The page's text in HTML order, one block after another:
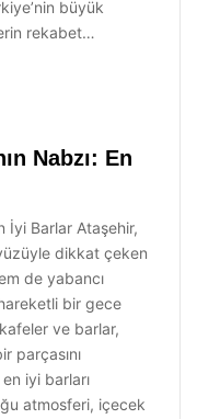
büyük
rekabet…
Nabzı: En
İyi Barlar Ataşehir,
dikkat çeken
de yabancı
bir gece
ve barlar,
parçasını
iyi barları
atmosferi, içecek